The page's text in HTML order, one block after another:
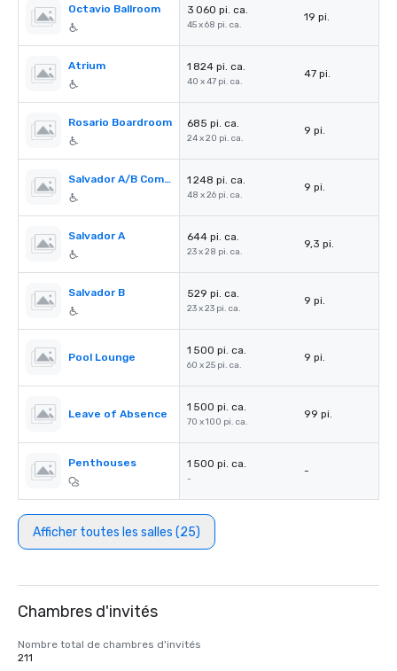
Octavio Ballroom 3 060 pi. ca.
45 x 68 pi. ca.
19 pi.
Atrium 1 824 pi. ca.
40 x 47 pi. ca.
47 pi.
Rosario Boardroom 685 pi. ca.
24 x 20 pi. ca.
9 pi.
Salvador A/B Combination 1 248 pi. ca.
48 x 26 pi. ca.
9 pi.
Salvador A 644 pi. ca.
23 x 28 pi. ca.
9,3 pi.
Salvador B 529 pi. ca.
23 x 23 pi. ca.
9 pi.
Pool Lounge
1 500 pi. ca.
60 x 25 pi. ca.
9 pi.
Leave of Absence
1 500 pi. ca.
70 x 100 pi. ca.
99 pi.
Penthouses 1 500 pi. ca.
-
-
Afficher toutes les salles (25)
Chambres d'invités
Nombre total de chambres d'invités
211